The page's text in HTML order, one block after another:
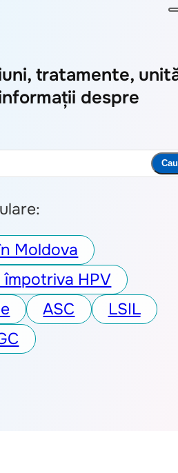
tratamente,
despre
Moldova
HPV
ASC
LSIL